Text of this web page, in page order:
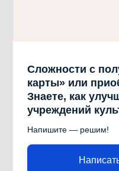
Сложности с
карты» или
Знаете, как
учреждений
Напишите — решим!